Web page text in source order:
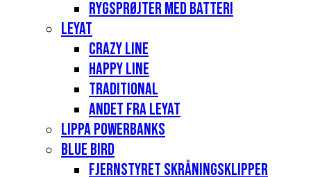
Rygsprøjter med batteri
Leyat
Crazy Line
Happy Line
Traditional
Andet fra Leyat
Lippa Powerbanks
Blue Bird
Fjernstyret skråningsklipper